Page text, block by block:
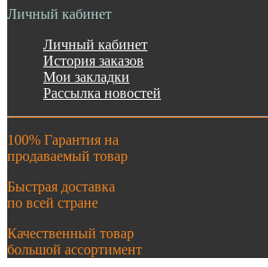
Личный кабинет
Личный кабинет
История заказов
Мои закладки
Рассылка новостей
100% Гарантия на
продаваемый товар
Быстрая доставка
по всей стране
Качественный товар
большой ассортимент